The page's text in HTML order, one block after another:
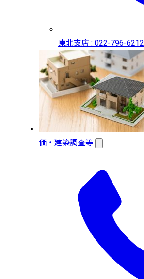
東北支店 : 022-796-6212
価・建築調査等